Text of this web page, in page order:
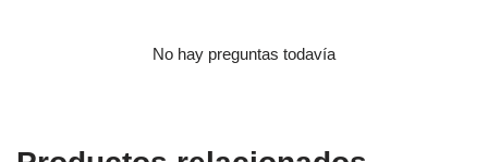
No hay preguntas todavía